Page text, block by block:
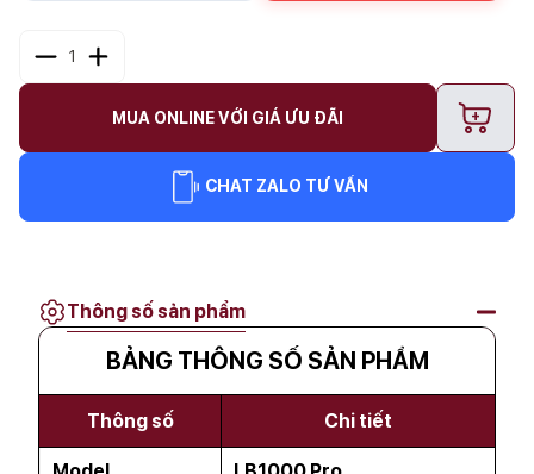
1
MUA ONLINE VỚI GIÁ ƯU ĐÃI +
CHAT ZALO TƯ VẤN
Thông số sản phẩm
BẢNG THÔNG SỐ SẢN PHẨM
Thông số Chi tiết